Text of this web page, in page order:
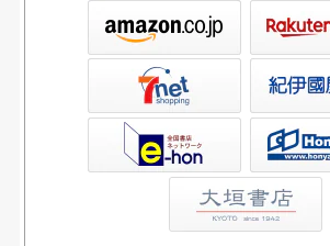
書店ウェブストア